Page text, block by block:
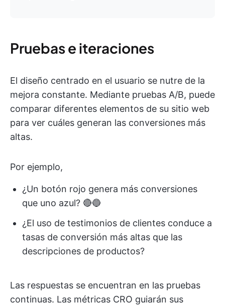
Pruebas e iteraciones
El diseño centrado en el usuario se nutre de la
mejora constante. Mediante pruebas A/B, puede
comparar diferentes elementos de su sitio web
para ver cuáles generan las conversiones más
altas.
Por ejemplo,
¿Un botón rojo genera más conversiones
que uno azul? 🔴🔵
¿El uso de testimonios de clientes conduce a
tasas de conversión más altas que las
descripciones de productos?
Las respuestas se encuentran en las pruebas
continuas. Las métricas CRO guiarán sus